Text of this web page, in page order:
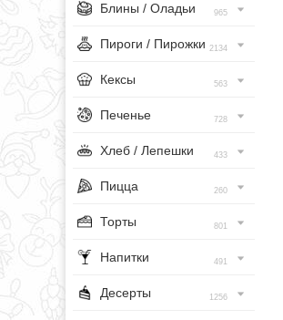
Блины / Оладьи 965
Пироги / Пирожки 2134
Кексы 563
Печенье 728
Хлеб / Лепешки 433
Пицца 260
Торты 801
Напитки 491
Десерты 1256